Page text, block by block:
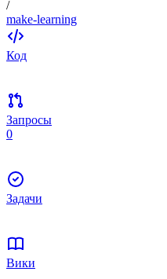
/
make-learning
Код
Запросы
0
Задачи
Вики